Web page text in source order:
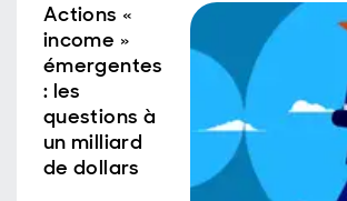
Actions «
income »
émergentes
: les
questions à
un milliard
de dollars